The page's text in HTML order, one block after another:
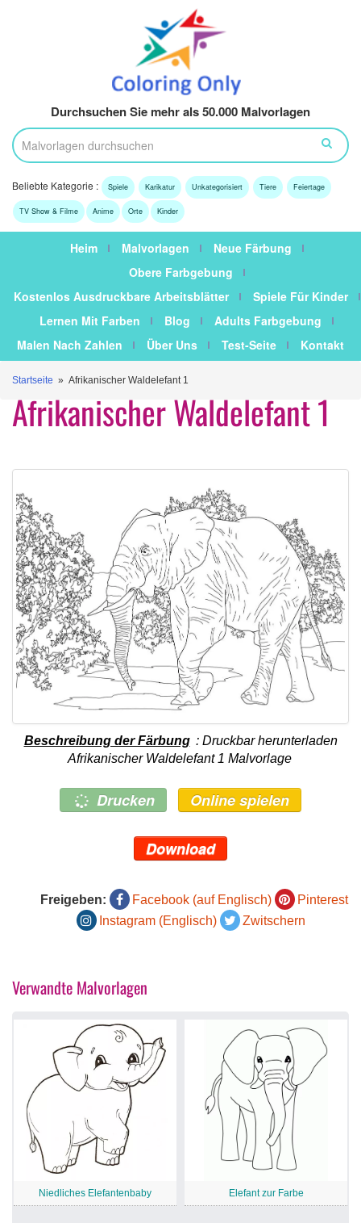
Durchsuchen Sie mehr als 50.000 Malvorlagen
Beliebte Kategorie : Spiele Karikatur Unkategorisiert Tiere Feiertage
TV Show & Filme Anime Orte Kinder
Heim Malvorlagen
Neue Färbung
Obere Farbgebung
Kostenlos Ausdruckbare Arbeitsblätter
Spiele Für Kinder
Lernen Mit Farben
Blog
Adults Farbgebung
Malen Nach Zahlen
Über Uns Test-Seite Kontakt
Startseite » Afrikanischer Waldelefant 1
Afrikanischer Waldelefant 1
Beschreibung der Färbung : Druckbar herunterladen
Afrikanischer Waldelefant 1 Malvorlage
Drucken Online spielen
Download
Freigeben: Facebook (auf Englisch)
Pinterest
Instagram (Englisch)
Zwitschern
Verwandte Malvorlagen
Niedliches Elefantenbaby Elefant zur Farbe